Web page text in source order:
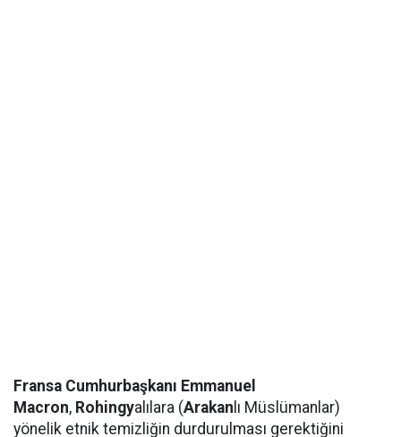
Fransa Cumhurbaşkanı Emmanuel
Macron, Rohingyalılara (Arakan lı Müslümanlar)
yönelik etnik temizliğin durdurulması gerektiğini